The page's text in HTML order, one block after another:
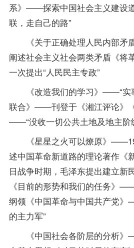
系》——探索中国社会主义建设
联，走自己的路”
《关于正确处理人民内部矛
阐述社会主义社会两类矛盾《
一次提出“人民民主专政”
《改造我们的学习》——“实
联合》——刊登于《湘江评论》
——“没收一切公共土地及地主阶
《星星之火可以燎原》
述中国革命新道路的理论著作
日战争时期，毛泽东提出建立新
《目前的形势和我们的任务》
纲领《中国革命与中国共产党
的主力军”
《中国社会各阶层的分析》